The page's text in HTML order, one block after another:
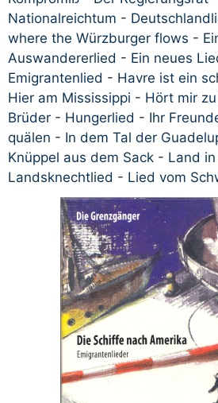
Nationalreichtum -
where the Würzburger flows -
Auswandererlied - Ein neues
Emigrantenlied - Havre ist ein
Hier am Mississippi - Hört mir
Brüder - Hungerlied - Ihr
quälen - In dem Tal der
Knüppel aus dem Sack - Land
Landsknechtlied - Lied vom